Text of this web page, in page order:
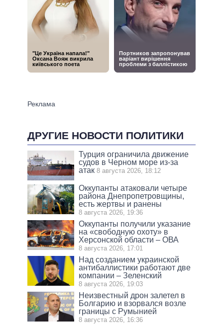
ДРУГИЕ НОВОСТИ ПОЛИТИКИ
Турция ограничила движение
судов в Черном море из-за
атак 8 августа 2026, 18:12
Оккупанты атаковали четыре
района Днепропетровщины,
есть жертвы и ранены
8 августа 2026, 19:36
Оккупанты получили указание
на «свободную охоту» в
Херсонской области – ОВА
8 августа 2026, 17:01
Над созданием украинской
антибаллистики работают две
компании – Зеленский
8 августа 2026, 19:03
Неизвестный дрон залетел в
Болгарию и взорвался возле
границы с Румынией
8 августа 2026, 16:36